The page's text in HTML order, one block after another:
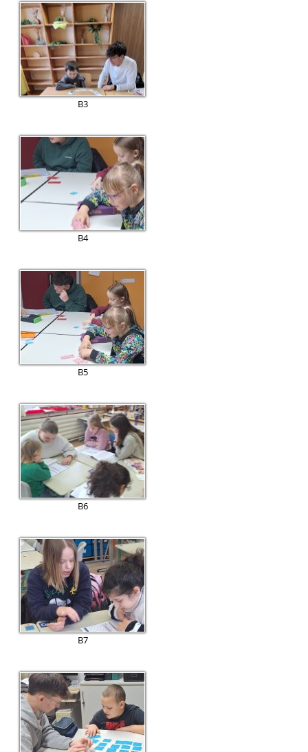
B3
B4
B5
B6
B7